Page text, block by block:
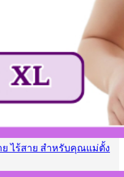
ไร้สาย สําหรับคุณแม่ตั้ง